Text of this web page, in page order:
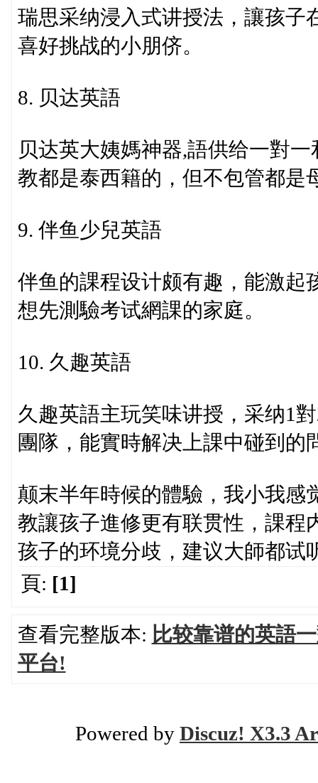
瑞思采纳浸入式讲授法，讓孩子
喜好挑战的小朋侪。
8. 贝达英語
贝达英大姨媽神器,語供给一對
教都是泰西籍的，但不包管都是
9. 伴鱼少兒英語
伴鱼的課程设计颇有趣，能激起
想先測驗考试網課的家庭。
10. 久趣英語
久趣英語主玩笑味讲授，采纳1
團隊，能實時解决上課中碰到的
颠末半年時候的體驗，我小我感
教讓孩子進修更有联贯性，課程
孩子的环境分歧，建议大師都试
頁: [1]
查看完整版本: 比较靠谱的英語
平台!
Powered by Discuz! X3.3